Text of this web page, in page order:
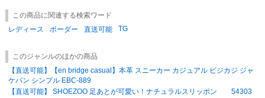
PURPLE（パープル） M（25.5-26.0cm）
卸価格は会員のみ公開
SD品番：5875066S43 / メーカー品番：TG-2051 厚底
小売店メッセージに記載お願いいたします。
※1-より実物に近づけた色味で画像を作成し掲載させて頂いておりますが
少異なる場合がございます。
※2-流動在庫につきまして、在庫の更新遅れによる欠品が発生する場合が
ございます。
上記あらかじめご了承ください。
この商品に関連する検索ワード
レディース
ボーダー 直送可能 TG
このジャンルのほかの商品
【直送可能】【en bridge casual】本革 スニーカー カジュアル ビジカジ ジャ
ケパン シンプル EBC-889
【直送可能】 SHOEZOO 足あとが可愛い！ナチュラルスリッポン 54303